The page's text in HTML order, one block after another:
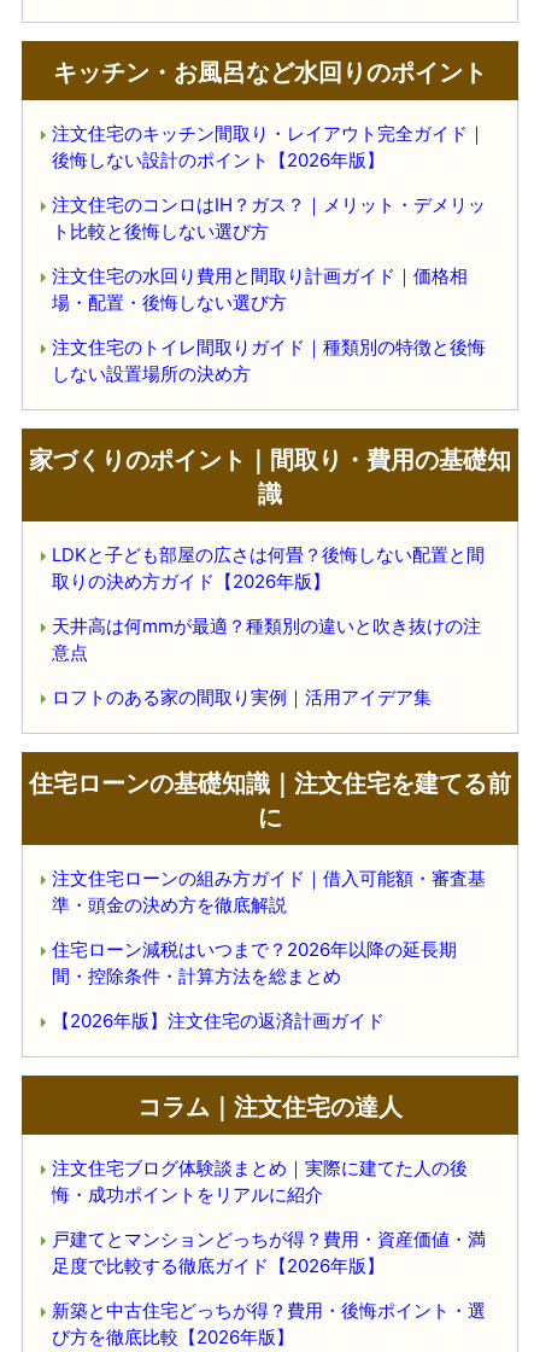
キッチン・お風呂など水回りのポイント
注文住宅のキッチン間取り・レイアウト完全ガイド｜
後悔しない設計のポイント【2026年版】
注文住宅のコンロはIH？ガス？｜メリット・デメリッ
ト比較と後悔しない選び方
注文住宅の水回り費用と間取り計画ガイド｜価格相
場・配置・後悔しない選び方
注文住宅のトイレ間取りガイド｜種類別の特徴と後悔
しない設置場所の決め方
家づくりのポイント｜間取り・費用の基礎知
識
LDKと子ども部屋の広さは何畳？後悔しない配置と間
取りの決め方ガイド【2026年版】
天井高は何mmが最適？種類別の違いと吹き抜けの注
意点
ロフトのある家の間取り実例｜活用アイデア集
住宅ローンの基礎知識｜注文住宅を建てる前
に
注文住宅ローンの組み方ガイド｜借入可能額・審査基
準・頭金の決め方を徹底解説
住宅ローン減税はいつまで？2026年以降の延長期
間・控除条件・計算方法を総まとめ
【2026年版】注文住宅の返済計画ガイド
コラム｜注文住宅の達人
注文住宅ブログ体験談まとめ｜実際に建てた人の後
悔・成功ポイントをリアルに紹介
戸建てとマンションどっちが得？費用・資産価値・満
足度で比較する徹底ガイド【2026年版】
新築と中古住宅どっちが得？費用・後悔ポイント・選
び方を徹底比較【2026年版】